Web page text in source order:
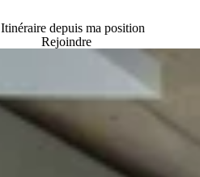
Itinéraire depuis ma position
Rejoindre